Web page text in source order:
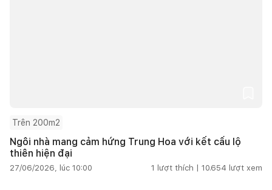
Trên 200m2
Ngôi nhà mang cảm hứng Trung Hoa với kết cấu lộ
thiên hiện đại
27/06/2026, lúc 10:00 1 lượt thích | 10.654 lượt xem